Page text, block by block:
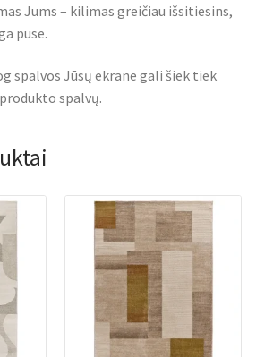
Jums – kilimas greičiau išsitiesins,
puse.
spalvos Jūsų ekrane gali šiek tiek
spalvų.